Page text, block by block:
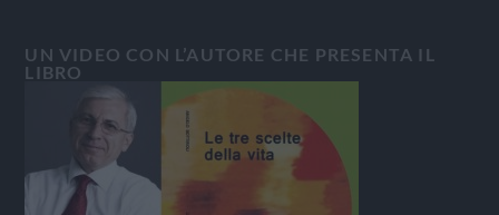
UN VIDEO CON L’AUTORE CHE PRESENTA IL
LIBRO